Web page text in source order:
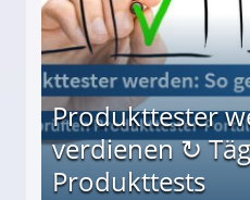
Produkttester
verdienen ↻
Produkttests